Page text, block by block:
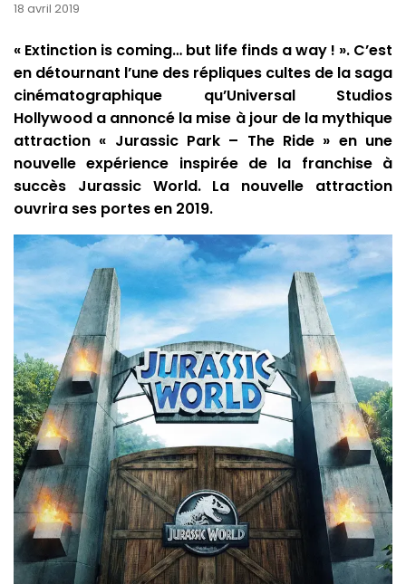
18 avril 2019
« Extinction is coming… but life finds a way ! ». C’est
en détournant l’une des répliques cultes de la saga
cinématographique qu’Universal Studios
Hollywood a annoncé la mise à jour de la mythique
attraction « Jurassic Park – The Ride » en une
nouvelle expérience inspirée de la franchise à
succès Jurassic World. La nouvelle attraction
ouvrira ses portes en 2019.